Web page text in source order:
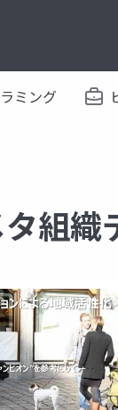
ミング
組織